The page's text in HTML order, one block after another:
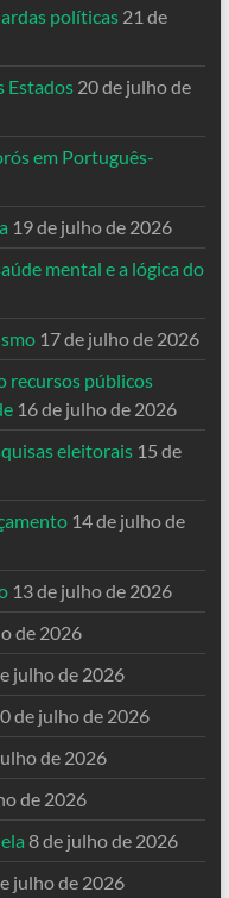
políticas 21 de
Estados 20 de julho de
em Português-
19 de julho de 2026
mental e a lógica do
17 de julho de 2026
recursos públicos
16 de julho de 2026
eleitorais 15 de
14 de julho de
13 de julho de 2026
de 2026
julho de 2026
de julho de 2026
de 2026
de 2026
8 de julho de 2026
julho de 2026